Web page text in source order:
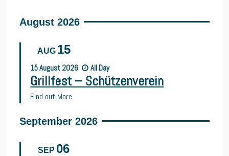
August 2026
AUG 15
15August 2026 All Day
Grillfest – Schützenverein
Find out More
September 2026
SEP 06